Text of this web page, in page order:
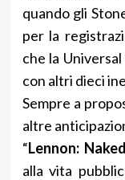
quando gli
per la
che la
con altri dieci
Sempre a
altre
“Lennon: Naked
alla vita